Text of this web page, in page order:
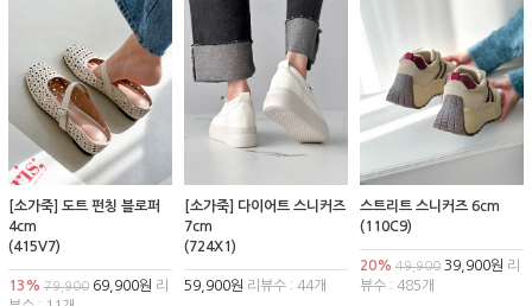
[소가죽] 도트 펀칭 블로퍼
4cm
(415V7)
13% 79,900 69,900원 리
[소가죽] 다이어트 스니커즈
7cm
(724X1)
59,900원 리뷰수 : 44개
스트리트 스니커즈 6cm
(110C9)
20% 49,90039,900원 리
뷰수 : 485개